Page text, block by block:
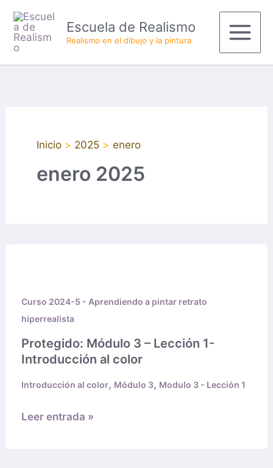
contenido
Escuela de Realismo
Realismo en el dibujo y la pintura
Main
Menu
Inicio 2025 enero
enero 2025
Curso 2024-5 - Aprendiendo a pintar retrato
hiperrealista
Protegido: Módulo 3 – Lección 1-
Introducción al color
Introducción al color, Módulo 3, Modulo 3 - Lección 1
–
Lección
1-
Introducción
color
Leer entrada »